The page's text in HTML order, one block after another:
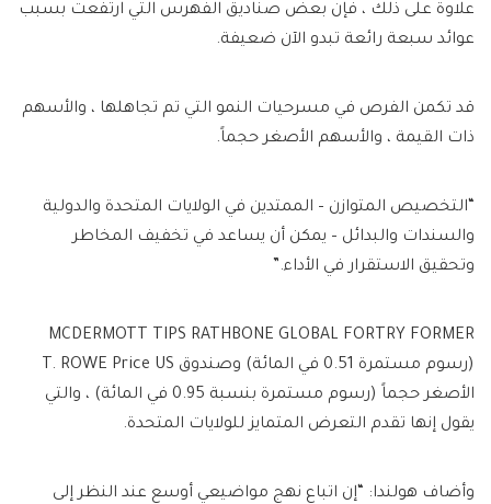
علاوة على ذلك ، فإن بعض صناديق الفهرس التي ارتفعت بسبب
عوائد سبعة رائعة تبدو الآن ضعيفة.
قد تكمن الفرص في مسرحيات النمو التي تم تجاهلها ، والأسهم
ذات القيمة ، والأسهم الأصغر حجماً.
“التخصيص المتوازن – الممتدين في الولايات المتحدة والدولية
والسندات والبدائل – يمكن أن يساعد في تخفيف المخاطر
وتحقيق الاستقرار في الأداء.”
MCDERMOTT TIPS RATHBONE GLOBAL FORTRY FORMER
(رسوم مستمرة 0.51 في المائة) وصندوق T. ROWE Price US
الأصغر حجماً (رسوم مستمرة بنسبة 0.95 في المائة) ، والتي
يقول إنها تقدم التعرض المتمايز للولايات المتحدة.
وأضاف هولندا: “إن اتباع نهج مواضيعي أوسع عند النظر إلى